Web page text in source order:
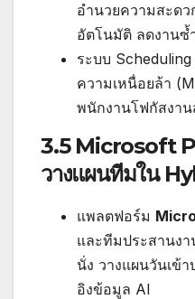
อำนวยความสะด
อัตโนมัติ ลดงานซ้
ระบบ
ความเหนื่อยล้า
พนักงานโฟกัสงา
3.5 Microsoft
วางแผนทีมใน
แพลตฟอร์ม
และทีมประสานงา
นั่ง วางแผนวันเข้
อิงข้อมูล AI